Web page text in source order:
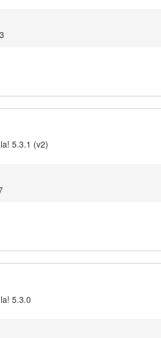
5.3.1 (v2)
5.3.0